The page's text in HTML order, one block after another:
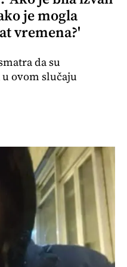
je mogla
vremena?'
da su
ovom slučaju